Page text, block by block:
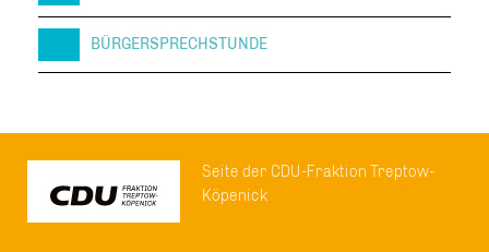
BÜRGERSPRECHSTUNDE
Seite der CDU-Fraktion Treptow-
Köpenick